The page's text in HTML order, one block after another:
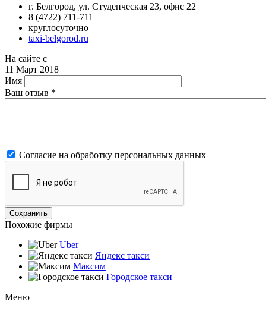
г. Белгород, ул. Студенческая 23, офис 22
8 (4722) 711-711
круглосуточно
taxi-belgorod.ru
На сайте с
11 Март 2018
Имя
Ваш отзыв *
Согласие на обработку персональных данных
Похожие фирмы
Uber
Яндекс такси
Максим
Городское такси
Меню